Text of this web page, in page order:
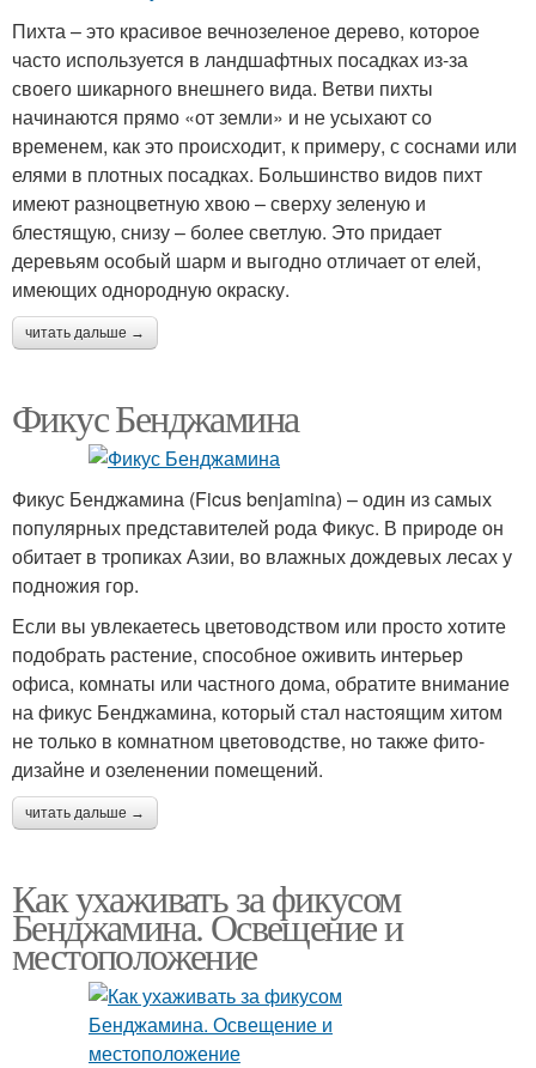
Пихта – это красивое вечнозеленое дерево, которое
часто используется в ландшафтных посадках из-за
своего шикарного внешнего вида. Ветви пихты
начинаются прямо «от земли» и не усыхают со
временем, как это происходит, к примеру, с соснами или
елями в плотных посадках. Большинство видов пихт
имеют разноцветную хвою – сверху зеленую и
блестящую, снизу – более светлую. Это придает
деревьям особый шарм и выгодно отличает от елей,
имеющих однородную окраску.
читать дальше →
Фикус Бенджамина
Фикус Бенджамина (Ficus benjamina) – один из самых
популярных представителей рода Фикус. В природе он
обитает в тропиках Азии, во влажных дождевых лесах у
подножия гор.
Если вы увлекаетесь цветоводством или просто хотите
подобрать растение, способное оживить интерьер
офиса, комнаты или частного дома, обратите внимание
на фикус Бенджамина, который стал настоящим хитом
не только в комнатном цветоводстве, но также фито-
дизайне и озеленении помещений.
читать дальше →
Как ухаживать за фикусом
Бенджамина. Освещение и
местоположение